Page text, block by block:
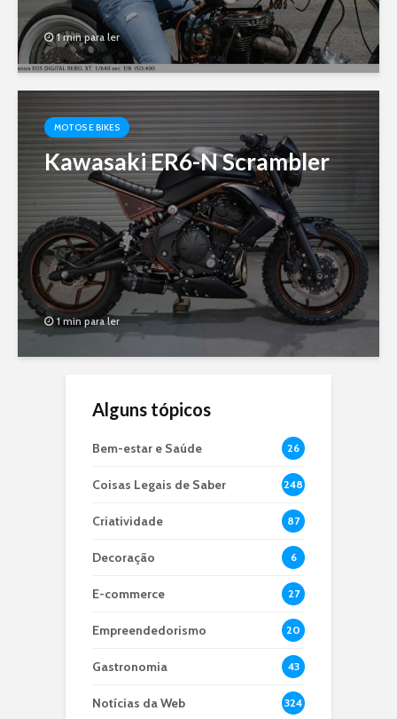
1 min para ler
MOTOS E BIKES
Kawasaki ER6-N Scrambler
1 min para ler
Alguns tópicos
Bem-estar e Saúde 26
Coisas Legais de Saber 248
Criatividade 87
Decoração 6
E-commerce 27
Empreendedorismo 20
Gastronomia 43
Notícias da Web 324